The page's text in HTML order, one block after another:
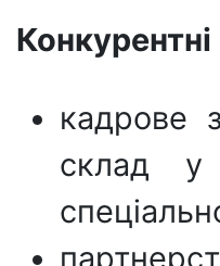
кадрове
склад у